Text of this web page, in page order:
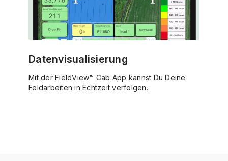
Datenvisualisierung
Mit der FieldView™ Cab App kannst Du Deine
Feldarbeiten in Echtzeit verfolgen.